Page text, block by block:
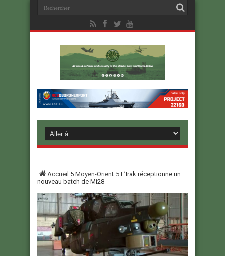
Accueil 5 Moyen-Orient 5 L’Irak réceptionne un
nouveau batch de Mi28